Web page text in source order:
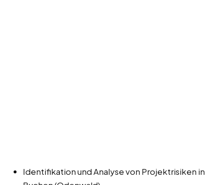
Identifikation und Analyse von Projektrisiken in